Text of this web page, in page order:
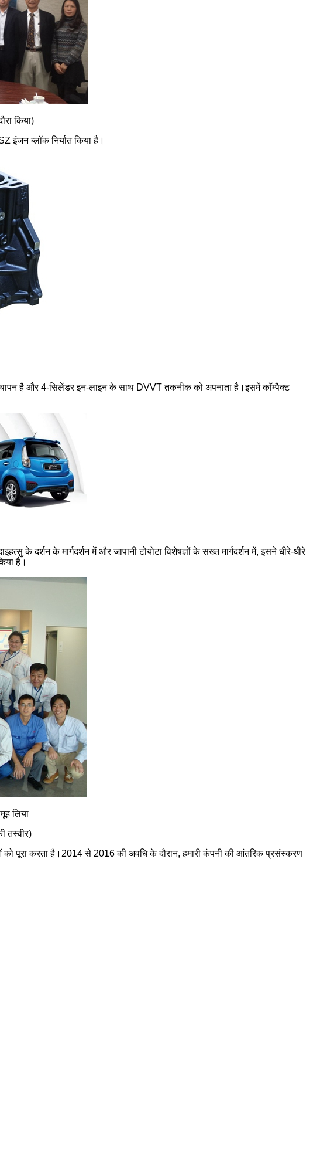
किया)
ब्लॉक निर्यात किया है।
है और 4-सिलेंडर इन-लाइन के साथ DVVT तकनीक को अपनाता है।इसमें कॉम्पैक्ट
के दर्शन के मार्गदर्शन में और जापानी टोयोटा विशेषज्ञों के सख्त मार्गदर्शन में, इसने धीरे-धीरे
है।
लिया
तस्वीर)
पूरा करता है।2014 से 2016 की अवधि के दौरान, हमारी कंपनी की आंतरिक प्रसंस्करण